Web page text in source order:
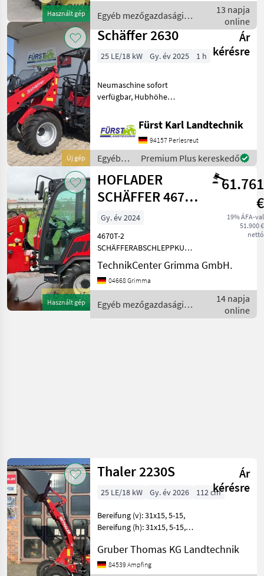
Használt gép
Ladedoseermöglicht
Aufladung an 230
Egyéb mezőgazdasági
erőgépek / Schäffer
13 napja
online
Új gép
Schäffer 2630
Ár
kérésre
25 LE/18 kW Gy. év 2025 1 h
Neumaschine sofort
verfügbar, Hubhöhe
Zahnradpumpe verstärkt,
Egyéb mezőgazdasági
erőgépek Majorsági rakodó
Fürst Karl Landtechnik
94157 Perlesreut
Egyéb
mezőgazdasági
erőgépek
/
Schäffer
Premium Plus kereskedő
Használt gép
HOFLADER
SCHÄFFER 4670
T-2
61.761
€
19% ÁFA-val
51.900 €
nettó
Gy. év 2024
4670T-2
SCHÄFFERABSCHLEPPKUPPLUNGARMLEHNE
RECHTSBELEUCHTUNGSANLAGEBEREIFUNG
425/55-17 ASDRUCKLOSER
RÜCKLAUFFESTSTELLRASTE
ZUSATZ.HECKGEWICHT
91KGKABINEKUBOTA
TechnikCenter Grimma GmbH.
04668 Grimma
Egyéb mezőgazdasági
erőgépek / Schäffer
14 napja
online
Thaler 2230S
Ár
kérésre
25 LE/18 kW Gy. év 2026 112 cm
Bereifung (v): 31x15, 5-15,
Bereifung (h): 31x15, 5-15,
Leergewicht: 1820 kg,
Gesamtgewicht: 1820 kg
Gruber Thomas KG Landtechnik
84539 Ampfing